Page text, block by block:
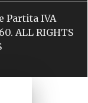
Partita IVA
ALL RIGHTS